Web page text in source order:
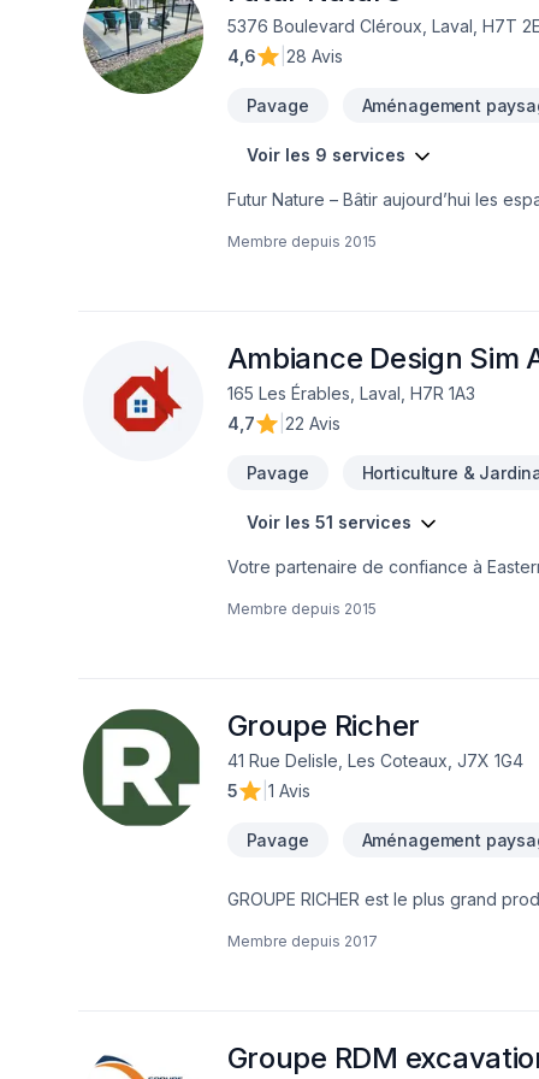
5376 Boulevard Cléroux, Laval, H7T
4,6
28 Avis
Pavage Aménagement
Voir les 9 services
Futur Nature – Bâtir aujourd’hui les
Nature, nous réalisons des projets
rigueur, précision et des matériaux de
adaptées aux besoins de chaque
Futur Nature, vous bénéficiez d’un
vos attentes.Futur Nature – Bâtir
Membre depuis 2015
Ambiance Design Sim
165 Les Érables, Laval, H7R 1A3
4,7
22 Avis
Pavage Horticulture &
Voir les 51 services
Votre partenaire de confiance à
Excavation intérieur, Fissures,
Membre depuis 2015
Groupe Richer
41 Rue Delisle, Les Coteaux, J7X 1G4
5
1 Avis
Pavage Aménagement
GROUPE RICHER est le plus grand
depuis 1962. Succursales : Sainte-
Membre depuis 2017
Groupe RDM